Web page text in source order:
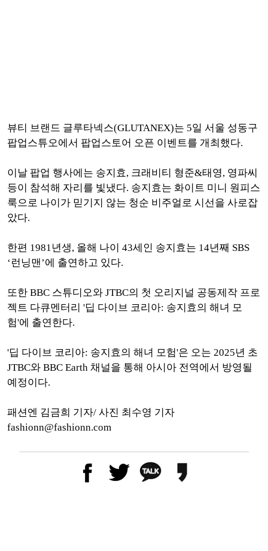
뷰티 브랜드 글루타넥스(GLUTANEX)는 5일 서울 성동구
팝업스튜오에서 팝업스토어 오픈 이벤트를 개최했다.
이날 팝업 행사에는 송지효, 크래비티 형준&태영, 영파씨
등이 참석해 자리를 빛냈다. 송지효는 화이트 미니 원피스
룩으로 나이가 믿기지 않는 청순 비주얼로 시선을 사로잡
았다.
한편 1981년생, 올해 나이 43세인 송지효는 14년째 SBS
‘런닝맨’에 출연하고 있다.
또한 BBC 스튜디오와 JTBC의 첫 오리지널 공동제작 프로
젝트 다큐멘터리 '딥 다이브 코리아: 송지효의 해녀 모
험'에 출연한다.
'딥 다이브 코리아: 송지효의 해녀 모험'은 오는 2025년 초
JTBC와 BBC Earth 채널을 통해 아시아 전역에서 방영될
예정이다.
패션엔 김금희 기자/ 사진 최수영 기자
fashionn@fashionn.com